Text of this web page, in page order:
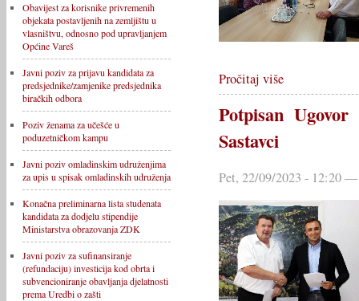
Obavijest za korisnike privremenih
objekata postavljenih na zemljištu u
vlasništvu, odnosno pod upravljanjem
Općine Vareš
Javni poziv za prijavu kandidata za
predsjednike/zamjenike predsjednika
biračkih odbora
Poziv ženama za učešće u
poduzetničkom kampu
Javni poziv omladinskim udruženjima
za upis u spisak omladinskih udruženja
Konačna preliminarna lista studenata
kandidata za dodjelu stipendije
Ministarstva obrazovanja ZDK
Javni poziv za sufinansiranje
(refundaciju) investicija kod obrta i
subvencioniranje obavljanja djelatnosti
prema Uredbi o zašti
Pročitaj više
Potpisan
Sastavci
Pet, 22/09/2023 - 12:20